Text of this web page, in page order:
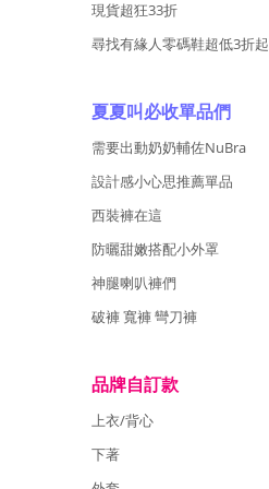
現貨超狂33折
尋找有緣人零碼鞋超低3折起
夏夏叫必收單品們
需要出動奶奶輔佐NuBra
設計感小心思推薦單品
西裝褲在這
防曬甜嫩搭配小外罩
神腿喇叭褲們
破褲 寬褲 彎刀褲
品牌自訂款
上衣/背心
下著